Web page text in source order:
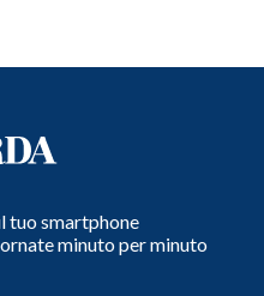
tuo smartphone
minuto per minuto